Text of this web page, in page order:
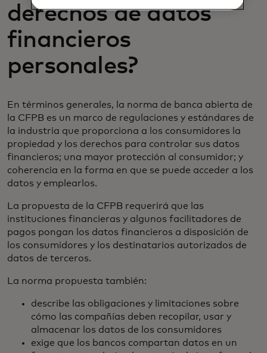
derechos de datos
financieros
personales?
En términos generales, la norma de banca abierta de
la CFPB es un marco de regulaciones y estándares de
la industria que proporciona a los consumidores la
propiedad y los derechos para controlar sus datos
financieros; una mayor protección al consumidor; y
coherencia en la forma en que se puede acceder a los
datos y emplearlos.
La propuesta de la CFPB requerirá que las
instituciones financieras y algunos facilitadores de
pagos pongan los datos financieros a disposición de
los consumidores y los destinatarios autorizados de
datos de terceros.
La norma propuesta también:
describe las obligaciones y limitaciones sobre
cómo las compañías deben recopilar, usar y
almacenar los datos de los consumidores
exige que los bancos compartan datos en un